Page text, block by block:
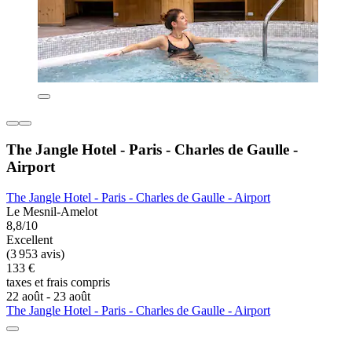
The Jangle Hotel - Paris - Charles de Gaulle -
Airport
The Jangle Hotel - Paris - Charles de Gaulle - Airport
Le Mesnil-Amelot
8,8/10
Excellent
(3 953 avis)
133 €
taxes et frais compris
22 août - 23 août
The Jangle Hotel - Paris - Charles de Gaulle - Airport